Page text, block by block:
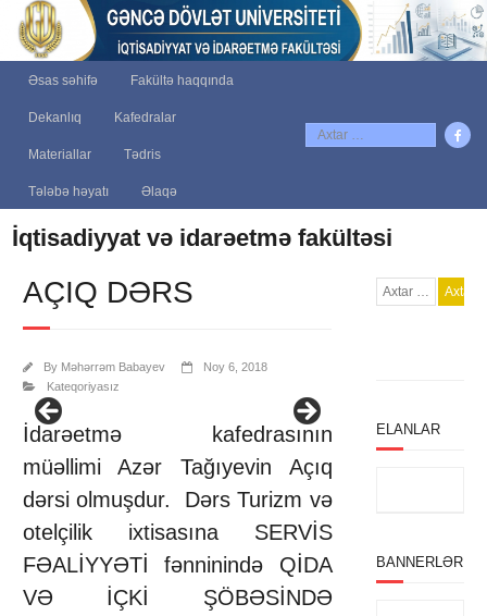
Əsas səhifə Fakültə haqqında
Dekanlıq Kafedralar
Materiallar Tədris
Tələbə həyatı Əlaqə
İqtisadiyyat və idarəetmə fakültəsi
AÇIQ DƏRS
By Məhərrəm Babayev
Noy 6, 2018
Kateqoriyasız
İdarəetmə kafedrasının
müəllimi Azər Tağıyevin Açıq
dərsi olmuşdur. Dərs Turizm və
otelçilik ixtisasına SERVİS
FƏALİYYƏTİ fənninində QİDA
VƏ İÇKİ ŞÖBƏSİNDƏ
ELANLAR
BANNERLƏR